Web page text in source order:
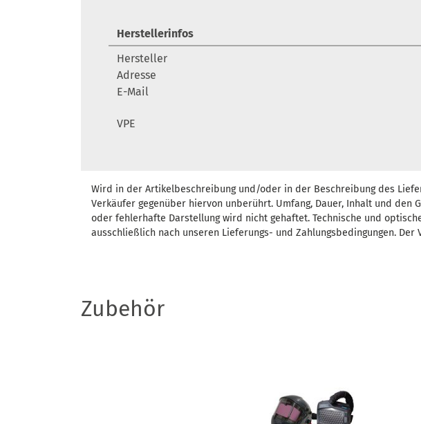
Herstellerinfos
Hersteller
Adresse
E-Mail
VPE
Wird in der Artikelbeschreibung und/oder in der Beschreibung des
Verkäufer gegenüber hiervon unberührt. Umfang, Dauer, Inhalt und den
oder fehlerhafte Darstellung wird nicht gehaftet. Technische und
ausschließlich nach unseren Lieferungs- und Zahlungsbedingungen.
Zubehör